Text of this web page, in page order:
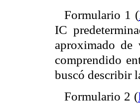
Formulario 1 (
IC
aproximado de
comprendido
buscó describir
Formulario 2 (